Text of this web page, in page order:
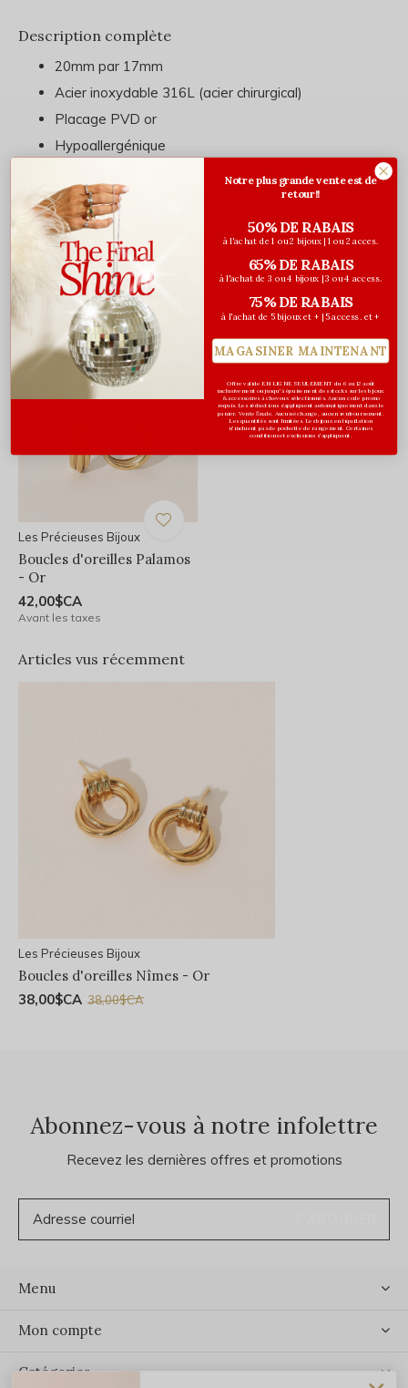
Description complète
20mm par 17mm
Acier inoxydable 316L (acier chirurgical)
Placage PVD or
Hypoallergénique
Évaluations
0/ 5
Vous pourriez aussi aimer...
Les Précieuses Bijoux
Boucles d'oreilles Palamos
- Or
42,00$CA
Avant les taxes
Articles vus récemment
Les Précieuses Bijoux
Boucles d'oreilles Nîmes - Or
38,00$CA 38,00$CA
Abonnez-vous à notre infolettre
Recevez les dernières offres et promotions
Menu
Mon compte
Catégories
Notre plus grande vente est de
retour!!
50% DE RABAIS
à l'achat de 1 ou 2 bijoux | 1 ou 2 acces.
65% DE RABAIS
à l'achat de 3 ou 4 bijoux | 3 ou 4 access.
75% DE RABAIS
à l'achat de 5 bijoux et + | 5 access. et +
MAGASINER MAINTENANT
Offre valide EN LIGNE SEULEMENT du 6 au 12 août
inclusivement ou jusqu'à épuisement des stocks sur les bijoux
& accessoires à cheveux sélectionnés. Aucun code promo
requis. Les réductions s’appliquent automatiquement dans le
panier. Vente finale. Aucun échange, aucun remboursement.
Les quantités sont limitées. Les bijoux en liquidation
n'incluent pas de pochette de rangement. Certaines
conditions et exclusions s'appliquent.